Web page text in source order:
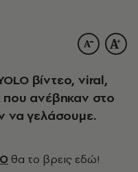
βίντεο, viral,
ανέβηκαν στο
να γελάσουμε.
θα το βρεις εδώ!